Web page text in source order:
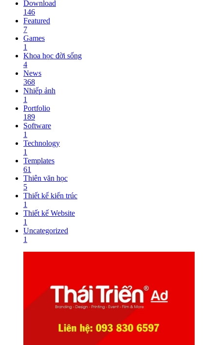
Download
146
Featured
7
Games
1
Khoa học đời sống
4
News
368
Nhiếp ảnh
1
Portfolio
189
Software
1
Technology
1
Templates
61
Thiên văn học
5
Thiết kế kiến trúc
1
Thiết kế Website
1
Uncategorized
1